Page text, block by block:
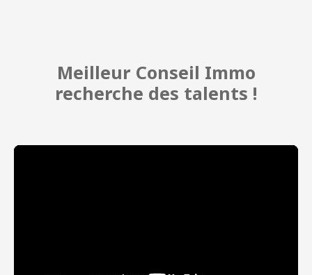
Meilleur Conseil Immo
recherche des talents !